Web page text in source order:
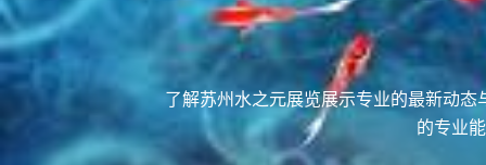
了解苏州水之元展览展示专业的最新动
的专业